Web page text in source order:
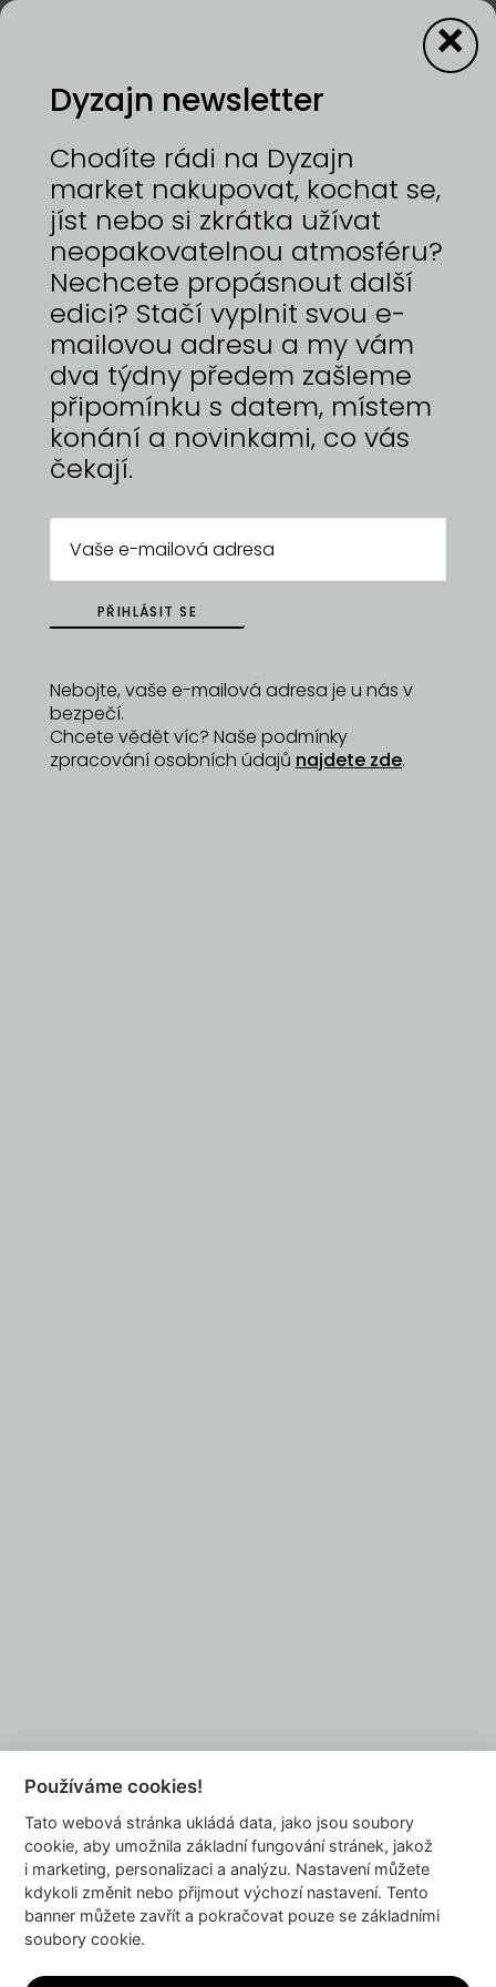
Bux Bax
12—13/9/2026 | VÝSTAVIŠTĚ PRAHA, HOLEŠOVICE
Bux Bax je malá česká značka zaměřená na
výrobu kvalitních městských batohů, ledvinek a
nově tašek s důrazem na design, funkčnost,
trvanlivost a autorskou tvorbu. Ráda využívá
deadstockové materiály, tedy přebytky z textilní
výroby, čímž snižuje odpad a podporuje
udržitelnost. Tyto pečlivě vybrané látky zajišťují
vysokou kvalitu, jedinečný design a odpovědný
přístup k výrobě.
https://www.buxbax.cz
DYZAJNÉRY
info@dyzajnmarket.com
Mujmarket s.r.o.
Buzulucká 569/10
160 00 Praha 6
Dyzajn newsletter
Chodíte rádi na Dyzajn
market nakupovat, kochat se,
jíst nebo si zkrátka užívat
neopakovatelnou atmosféru?
Nechcete propásnout další
edici? Stačí vyplnit svou e-
mailovou adresu a my vám
dva týdny předem zašleme
připomínku s datem, místem
konání a novinkami, co vás
čekají.
PŘIHLÁSIT SE
Nebojte, vaše e-mailová adresa je u nás v
bezpečí.
Chcete vědět víc? Naše podmínky
zpracování osobních údajů najdete zde.
×
Používáme cookies!
Tato webová stránka ukládá data, jako jsou soubory
cookie, aby umožnila základní fungování stránek, jakož
i marketing, personalizaci a analýzu. Nastavení můžete
kdykoli změnit nebo přijmout výchozí nastavení. Tento
banner můžete zavřít a pokračovat pouze se základními
soubory cookie.